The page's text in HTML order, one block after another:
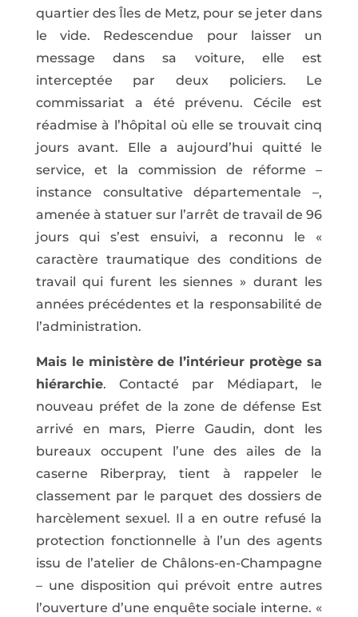
quartier des Îles de Metz, pour se jeter dans
le vide. Redescendue pour laisser un
message dans sa voiture, elle est
interceptée par deux policiers. Le
commissariat a été prévenu. Cécile est
réadmise à l’hôpital où elle se trouvait cinq
jours avant. Elle a aujourd’hui quitté le
service, et la commission de réforme –
instance consultative départementale –,
amenée à statuer sur l’arrêt de travail de 96
jours qui s’est ensuivi, a reconnu le «
caractère traumatique des conditions de
travail qui furent les siennes » durant les
années précédentes et la responsabilité de
l’administration.
Mais le ministère de l’intérieur protège sa
hiérarchie. Contacté par Médiapart, le
nouveau préfet de la zone de défense Est
arrivé en mars, Pierre Gaudin, dont les
bureaux occupent l’une des ailes de la
caserne Riberpray, tient à rappeler le
classement par le parquet des dossiers de
harcèlement sexuel. Il a en outre refusé la
protection fonctionnelle à l’un des agents
issu de l’atelier de Châlons-en-Champagne
– une disposition qui prévoit entre autres
l’ouverture d’une enquête sociale interne. «